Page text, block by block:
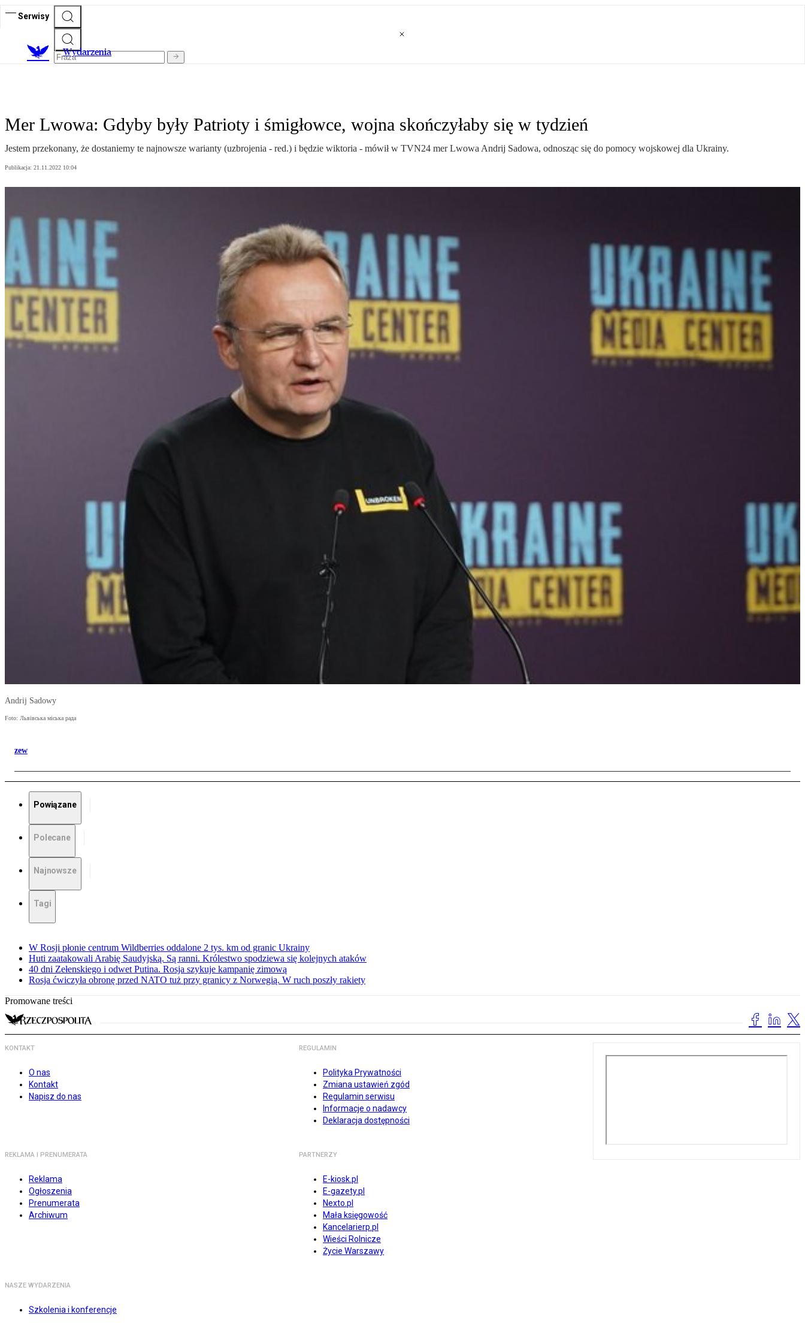
Serwisy
Wydarzenia
Mer Lwowa: Gdyby były Patrioty i śmigłowce, wojna skończyłaby się w tydzień
Jestem przekonany, że dostaniemy te najnowsze warianty (uzbrojenia - red.) i będzie wiktoria - mówił w TVN24 mer Lwowa Andrij Sadowa, odnosząc się do pomocy wojskowej dla Ukrainy.
Publikacja: 21.11.2022 10:04
Andrij Sadowy
Foto: Львівська міська рада
zew
Powiązane
Polecane
Najnowsze
Tagi
W Rosji płonie centrum Wildberries oddalone 2 tys. km od granic Ukrainy
Huti zaatakowali Arabię Saudyjską. Są ranni. Królestwo spodziewa się kolejnych ataków
40 dni Zełenskiego i odwet Putina. Rosja szykuje kampanię zimową
Rosja ćwiczyła obronę przed NATO tuż przy granicy z Norwegią. W ruch poszły rakiety
Promowane treści
KONTAKT
O nas
Kontakt
Napisz do nas
REGULAMIN
Polityka Prywatności
Zmiana ustawień zgód
Regulamin serwisu
Informacje o nadawcy
Deklaracja dostępności
REKLAMA I PRENUMERATA
Reklama
Ogłoszenia
Prenumerata
Archiwum
PARTNERZY
E-kiosk.pl
E-gazety.pl
Nexto.pl
Mała księgowość
Kancelarierp.pl
Wieści Rolnicze
Życie Warszawy
NASZE WYDARZENIA
Szkolenia i konferencje